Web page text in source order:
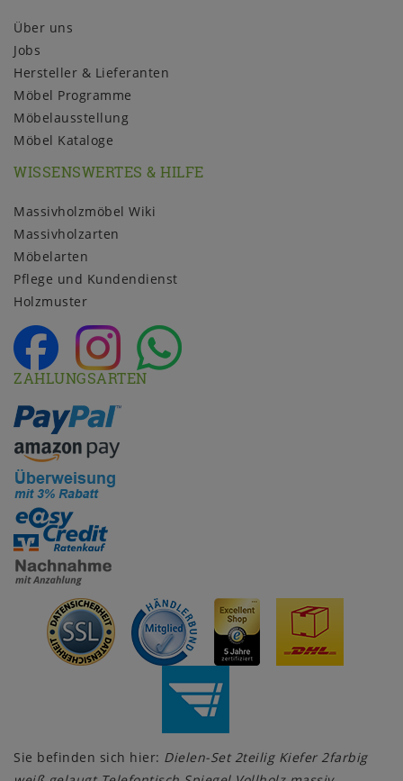
Über uns
Jobs
Hersteller & Lieferanten
Möbel Programme
Möbelausstellung
Möbel Kataloge
WISSENSWERTES & HILFE
Massivholzmöbel Wiki
Massivholzarten
Möbelarten
Pflege und Kundendienst
Holzmuster
ZAHLUNGSARTEN
Sie befinden sich hier: Dielen-Set 2teilig Kiefer 2farbig